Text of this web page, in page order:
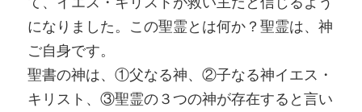
になりました。この聖霊とは何か？聖霊は、神
ご自身です。
聖書の神は、①父なる神、②子なる神イエス・
キリスト、③聖霊の３つの神が存在すると言い